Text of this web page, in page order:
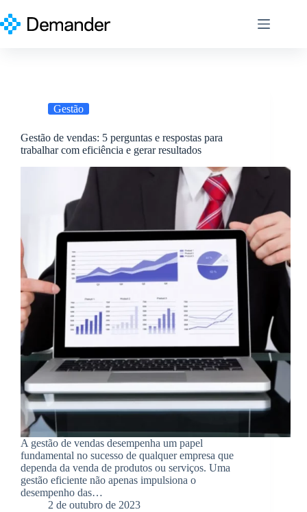
para
o
Gestão
Gestão de vendas: 5 perguntas e respostas para
trabalhar com eficiência e gerar resultados
A gestão de vendas desempenha um papel
fundamental no sucesso de qualquer empresa que
dependa da venda de produtos ou serviços. Uma
gestão eficiente não apenas impulsiona o
desempenho das…
2 de outubro de 2023